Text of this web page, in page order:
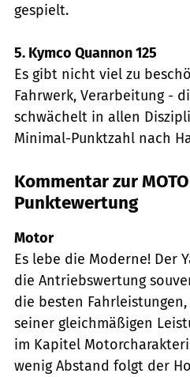
gespielt.
5. Kymco Quannon 125
Es gibt nicht viel zu
Fahrwerk, Verarbeitung -
schwächelt in allen
Minimal-Punktzahl nach
Kommentar zur
Punktewertung
Motor
Es lebe die Moderne! Der
die Antriebswertung
die besten
seiner gleichmäßigen
im Kapitel
wenig Abstand folgt der